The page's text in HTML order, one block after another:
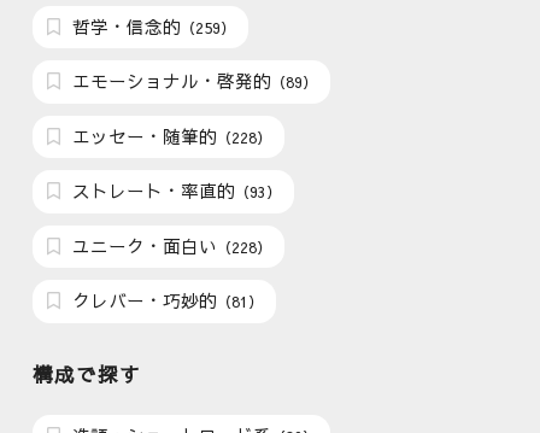
哲学・信念的 （259）
エモーショナル・啓発的 （89）
エッセー・随筆的 （228）
ストレート・率直的 （93）
ユニーク・面白い （228）
クレバー・巧妙的 （81）
構成で探す